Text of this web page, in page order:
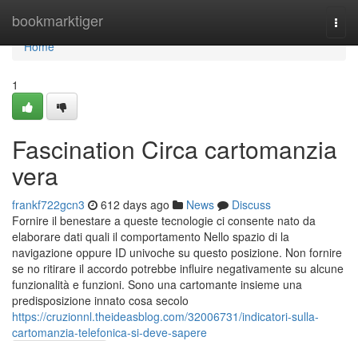
bookmarktiger
Home
Home
1
Fascination Circa cartomanzia
vera
frankf722gcn3 612 days ago News
Discuss
Fornire il benestare a queste tecnologie ci consente nato da
elaborare dati quali il comportamento Nello spazio di la
navigazione oppure ID univoche su questo posizione. Non fornire
se no ritirare il accordo potrebbe influire negativamente su alcune
funzionalità e funzioni. Sono una cartomante insieme una
predisposizione innato cosa secolo
https://cruzionnl.theideasblog.com/32006731/indicatori-sulla-
cartomanzia-telefonica-si-deve-sapere